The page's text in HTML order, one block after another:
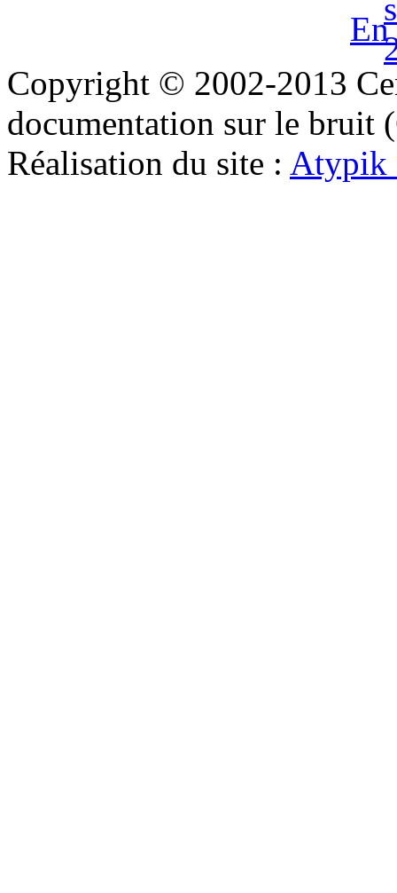
Copyright © 2002-2013
documentation sur le bruit
Réalisation du site : Atypik